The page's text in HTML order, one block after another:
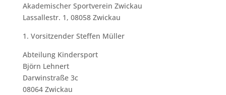
Akademischer Sportverein Zwickau
Lassallestr. 1, 08058 Zwickau
1. Vorsitzender Steffen Müller
Abteilung Kindersport
Björn Lehnert
Darwinstraße 3c
08064 Zwickau